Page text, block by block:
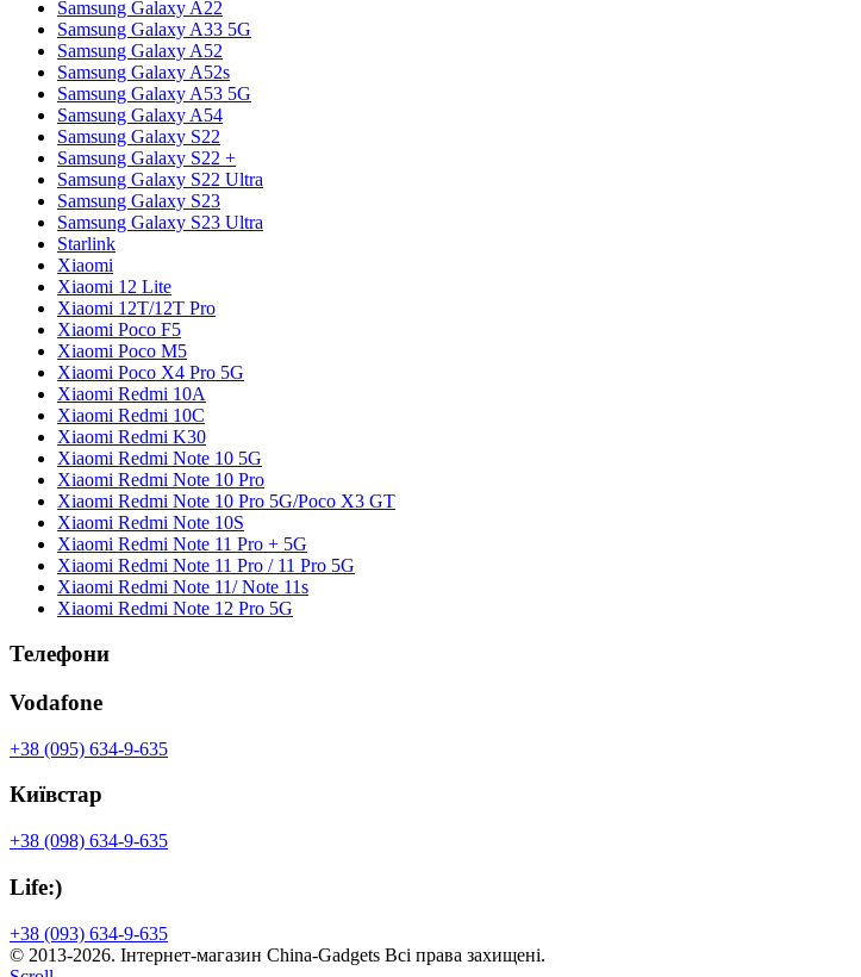
Samsung Galaxy A22
Samsung Galaxy A33 5G
Samsung Galaxy A52
Samsung Galaxy A52s
Samsung Galaxy A53 5G
Samsung Galaxy A54
Samsung Galaxy S22
Samsung Galaxy S22 +
Samsung Galaxy S22 Ultra
Samsung Galaxy S23
Samsung Galaxy S23 Ultra
Starlink
Xiaomi
Xiaomi 12 Lite
Xiaomi 12T/12T Pro
Xiaomi Poco F5
Xiaomi Poco M5
Xiaomi Poco X4 Pro 5G
Xiaomi Redmi 10A
Xiaomi Redmi 10C
Xiaomi Redmi K30
Xiaomi Redmi Note 10 5G
Xiaomi Redmi Note 10 Pro
Xiaomi Redmi Note 10 Pro 5G/Poco X3 GT
Xiaomi Redmi Note 10S
Xiaomi Redmi Note 11 Pro + 5G
Xiaomi Redmi Note 11 Pro / 11 Pro 5G
Xiaomi Redmi Note 11/ Note 11s
Xiaomi Redmi Note 12 Pro 5G
Телефони
Vodafone
+38 (095) 634-9-635
Київстар
+38 (098) 634-9-635
Life:)
+38 (093) 634-9-635
© 2013-2026. Інтернет-магазин China-Gadgets Всі права захищені.